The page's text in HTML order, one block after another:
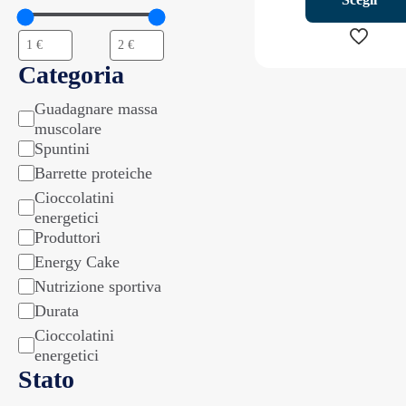
Categoria
Categoria
Guadagnare massa
muscolare
Spuntini
Barrette proteiche
Cioccolatini
energetici
Produttori
Energy Cake
Nutrizione sportiva
Durata
Cioccolatini
energetici
Stato